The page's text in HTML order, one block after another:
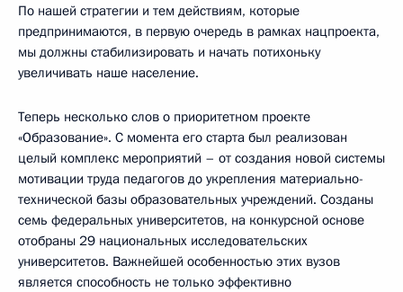
По нашей стратегии и тем действиям, которые
предпринимаются, в первую очередь в рамках нацпроекта,
мы должны стабилизировать и начать потихоньку
увеличивать наше население.
Теперь несколько слов о приоритетном проекте
«Образование». С момента его старта был реализован
целый комплекс мероприятий – от создания новой системы
мотивации труда педагогов до укрепления материально-
технической базы образовательных учреждений. Созданы
семь федеральных университетов, на конкурсной основе
отобраны 29 национальных исследовательских
университетов. Важнейшей особенностью этих вузов
является способность не только эффективно